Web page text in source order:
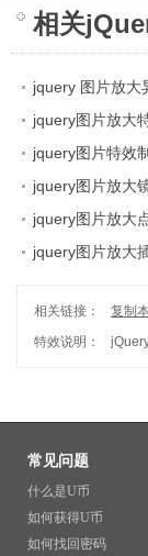
相关
jquery 图片放大
jquery 图像预览
jquery图片放大
jquery图片特效
浏览效果
jquery图片放大
jquery图片放大
jquery图片放大
相关链接： 复制
特效说明：
常见问题
什么是U币
如何获得U币
如何找回密码